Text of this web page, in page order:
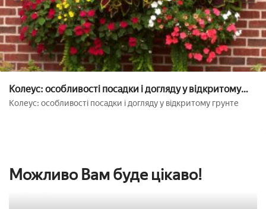
Колеус: особливості посадки і догляду у відкритому
грунті
Колеус: особливості посадки і догляду у відкритому грунте
Можливо Вам буде цікаво!